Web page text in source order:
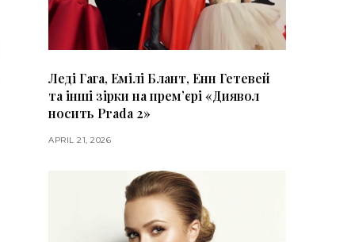
Леді Гага, Емілі Блант, Енн Гетевей
та інші зірки на премʼєрі «Диявол
носить Prada 2»
APRIL 21, 2026